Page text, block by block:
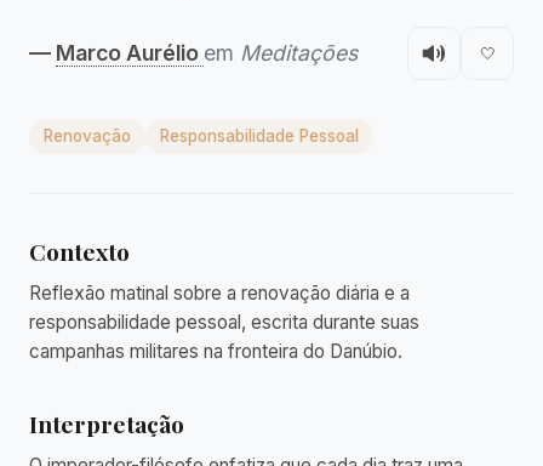
— Marco Aurélio em Meditações 🤍
Renovação Responsabilidade Pessoal
Contexto
Reflexão matinal sobre a renovação diária e a
responsabilidade pessoal, escrita durante suas
campanhas militares na fronteira do Danúbio.
Interpretação